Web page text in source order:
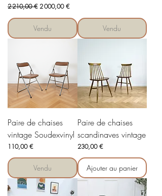
Prix original
2 210,00 € Prix promotionnel
2 000,00 €
Vendu Vendu
Paire de chaises
vintage Soudexvinyl
Prix
110,00 €
Vendu
Paire de chaises
scandinaves vintage
Prix
230,00 €
Ajouter au panier